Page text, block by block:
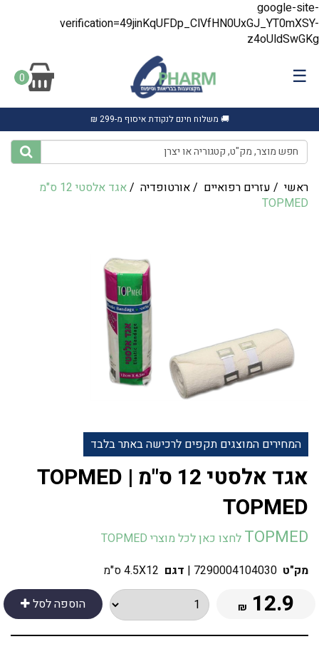
google-site-
verification=49jinKqUFDp_ClVfHN0UxGJ_YT0mXSY-
z4oUldSwGKg
☰
0
🚚 משלוח חינם לנקודת איסוף מ-299 ₪
ראשי / עזרים רפואיים /אורטופדיה /
אגד אלסטי 12 ס"מ
TOPMED
המחירים המוצגים תקפים לרכישה באתר בלבד
אגד אלסטי 12 ס"מ TOPMED |
TOPMED
TOPMED לחצו כאן לכל מוצרי TOPMED
מק"ט 7290004104030
| דגם 4.5X12 ס"מ
הוספה לסל
12.9
₪